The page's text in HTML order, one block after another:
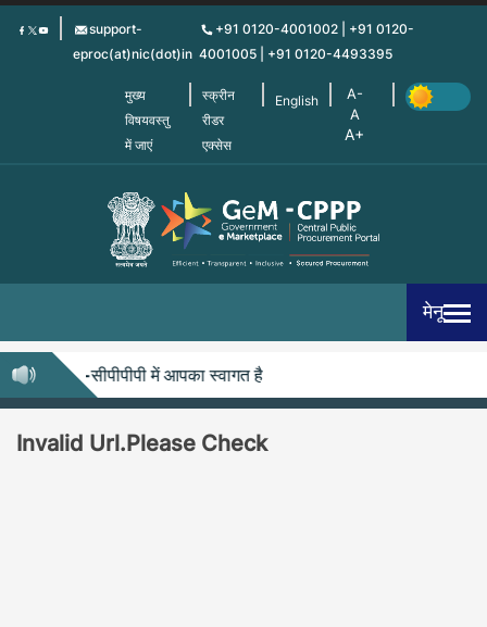
Skip
support-
eproc(at)nic(dot)in
+91 0120-4001002 | +91 0120-
4001005 | +91 0120-4493395
मुख्य
विषयवस्तु
में जाएं
स्क्रीन
रीडर
एक्सेस
English
मेनू
जेम-सीपीपीपी में आपका स्वागत है
Invalid Url.Please Check